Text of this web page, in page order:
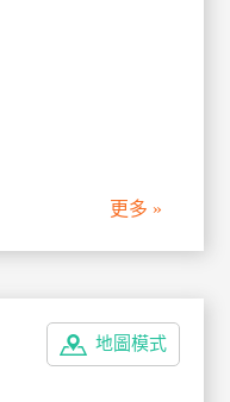
更多 »
地圖模式